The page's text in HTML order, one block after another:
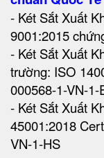
- Két Sắt Xuất
9001:2015
- Két Sắt Xuất
trường: ISO
000568-1-VN-1-
- Két Sắt Xuất
45001:2018
VN-1-HS